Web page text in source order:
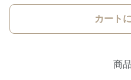
カート
商